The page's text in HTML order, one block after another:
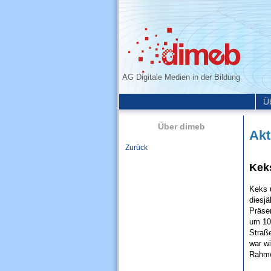
AG Digitale Medien in der Bildung
Über dimeb
Zurück
Keks
um
war